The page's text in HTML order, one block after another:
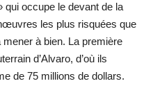
qui occupe le devant de la
les plus risquées que
à bien. La première
d’Alvaro, d’où ils
de 75 millions de dollars.